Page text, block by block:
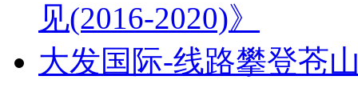
见(2016-2020)》
大发国际-线路攀登苍